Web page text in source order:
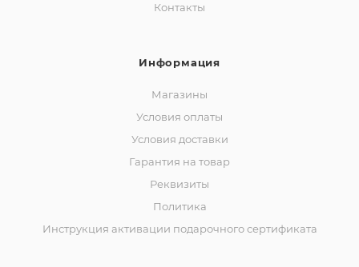
Контакты
Информация
Магазины
Условия оплаты
Условия доставки
Гарантия на товар
Реквизиты
Политика
Инструкция активации подарочного сертификата